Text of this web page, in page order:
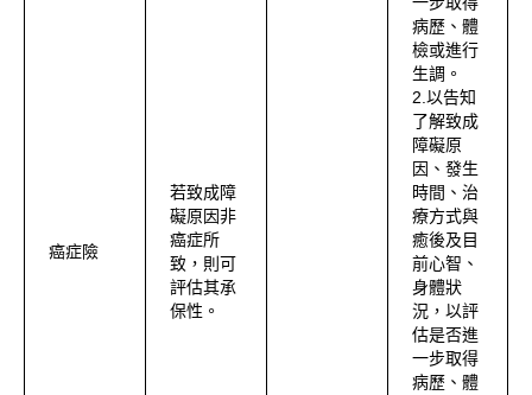
癌症險
若致成障
礙原因非
癌症所
致，則可
評估其承
保性。
病歷、體
檢或進行
生調。
2.以告知
了解致成
障礙原
因、發生
時間、治
療方式與
癒後及目
前心智、
身體狀
況，以評
估是否進
一步取得
病歷、體